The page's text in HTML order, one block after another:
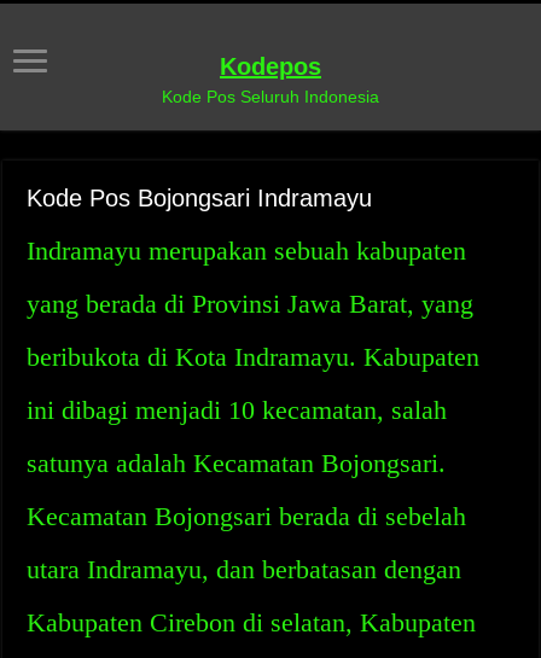
Kodepos
Kode Pos Seluruh Indonesia
Kode Pos Bojongsari Indramayu
Indramayu merupakan sebuah kabupaten
yang berada di Provinsi Jawa Barat, yang
beribukota di Kota Indramayu. Kabupaten
ini dibagi menjadi 10 kecamatan, salah
satunya adalah Kecamatan Bojongsari.
Kecamatan Bojongsari berada di sebelah
utara Indramayu, dan berbatasan dengan
Kabupaten Cirebon di selatan, Kabupaten